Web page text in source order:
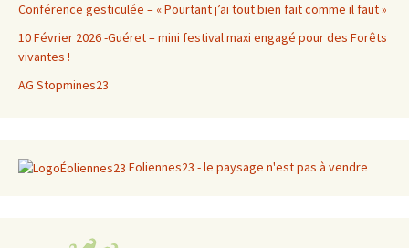
Conférence gesticulée – « Pourtant j’ai tout bien fait comme il faut »
10 Février 2026 -Guéret – mini festival maxi engagé pour des Forêts
vivantes !
AG Stopmines23
Eoliennes23 - le paysage n'est pas à vendre